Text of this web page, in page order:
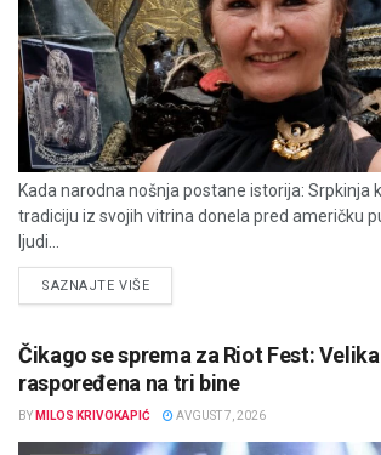
Kada narodna nošnja postane istorija: Srpkinja
tradiciju iz svojih vitrina donela pred američku
ljudi...
SAZNAJTE VIŠEDETAILS
Čikago se sprema za Riot Fest:
raspoređena na tri bine
BY MILOS KRIVOKAPIĆ AVGUST 7, 2026